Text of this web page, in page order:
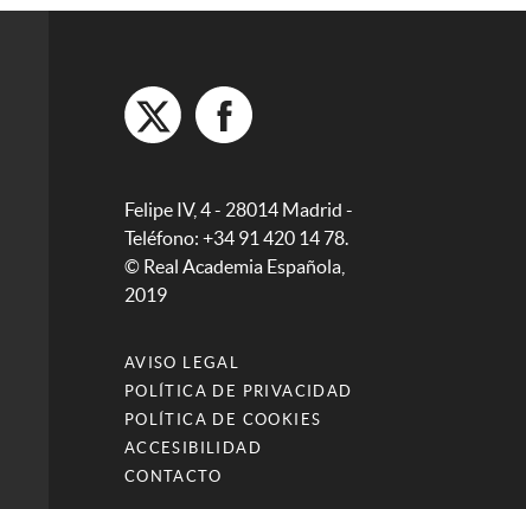
Felipe IV, 4 - 28014 Madrid -
Teléfono: +34 91 420 14 78.
© Real Academia Española,
2019
AVISO LEGAL
POLÍTICA DE PRIVACIDAD
POLÍTICA DE COOKIES
ACCESIBILIDAD
CONTACTO